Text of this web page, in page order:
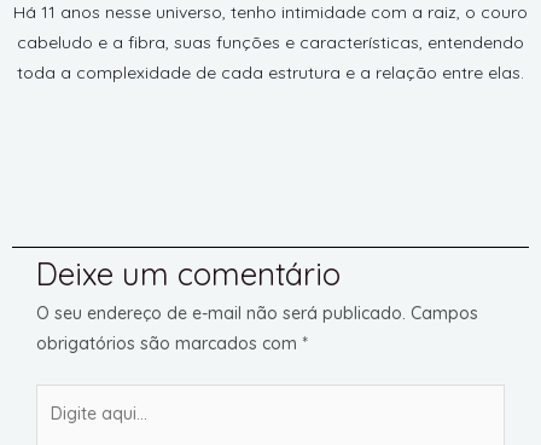
Há 11 anos nesse universo, tenho intimidade com a raiz, o couro
cabeludo e a fibra, suas funções e características, entendendo
toda a complexidade de cada estrutura e a relação entre elas.
Deixe um comentário
O seu endereço de e-mail não será publicado. Campos
obrigatórios são marcados com *
aqui...